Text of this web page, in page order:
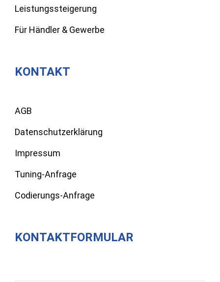
Leistungssteigerung
Für Händler & Gewerbe
KONTAKT
AGB
Datenschutzerklärung
Impressum
Tuning-Anfrage
Codierungs-Anfrage
KONTAKTFORMULAR